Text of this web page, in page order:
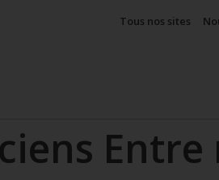
Tous nos sites
Entre